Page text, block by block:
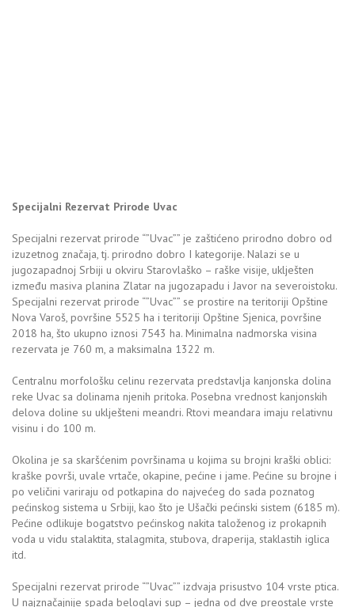
Specijalni Rezervat Prirode Uvac
Specijalni rezervat prirode “”Uvac”” je zaštićeno prirodno dobro od
izuzetnog značaja, tj. prirodno dobro I kategorije. Nalazi se u
jugozapadnoj Srbiji u okviru Starovlaško – raške visije, uklješten
između masiva planina Zlatar na jugozapadu i Javor na severoistoku.
Specijalni rezervat prirode “”Uvac”” se prostire na teritoriji Opštine
Nova Varoš, površine 5525 ha i teritoriji Opštine Sjenica, površine
2018 ha, što ukupno iznosi 7543 ha. Minimalna nadmorska visina
rezervata je 760 m, a maksimalna 1322 m.
Centralnu morfološku celinu rezervata predstavlja kanjonska dolina
reke Uvac sa dolinama njenih pritoka. Posebna vrednost kanjonskih
delova doline su uklješteni meandri. Rtovi meandara imaju relativnu
visinu i do 100 m.
Okolina je sa skaršćenim površinama u kojima su brojni kraški oblici:
kraške površi, uvale vrtače, okapine, pećine i jame. Pećine su brojne i
po veličini variraju od potkapina do najvećeg do sada poznatog
pećinskog sistema u Srbiji, kao što je Ušački pećinski sistem (6185 m).
Pećine odlikuje bogatstvo pećinskog nakita taloženog iz prokapnih
voda u vidu stalaktita, stalagmita, stubova, draperija, staklastih iglica
itd.
Specijalni rezervat prirode “”Uvac”” izdvaja prisustvo 104 vrste ptica.
U najznačajnije spada beloglavi sup – jedna od dve preostale vrste